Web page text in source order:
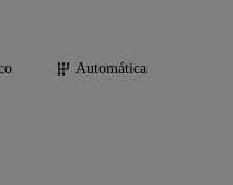
Automática